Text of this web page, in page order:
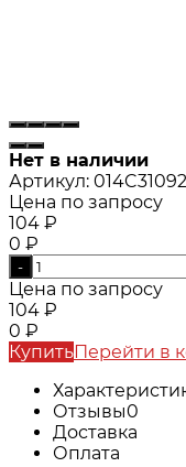
Нет в наличии
Артикул:
Цена по запросу
104 ₽
0 ₽
-
Цена по запросу
104 ₽
0 ₽
КупитьПерейти в
Отзывы0
Доставка
Оплата